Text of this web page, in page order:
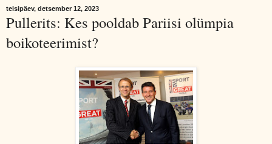
teisipäev, detsember 12, 2023
Pullerits: Kes pooldab Pariisi olümpia
boikoteerimist?